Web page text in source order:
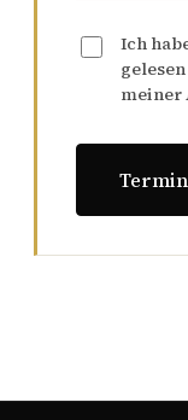
Ich
meiner